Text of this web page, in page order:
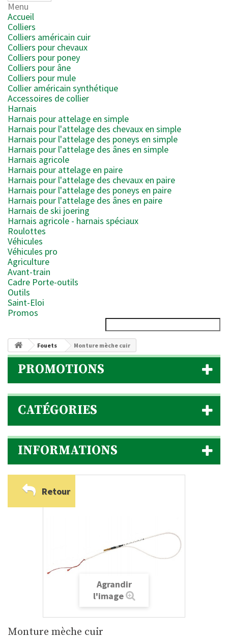
Menu
Accueil
Colliers
Colliers américain cuir
Colliers pour chevaux
Colliers pour poney
Colliers pour âne
Colliers pour mule
Collier américain synthétique
Accessoires de collier
Harnais
Harnais pour attelage en simple
Harnais pour l'attelage des chevaux en simple
Harnais pour l'attelage des poneys en simple
Harnais pour l'attelage des ânes en simple
Harnais agricole
Harnais pour attelage en paire
Harnais pour l'attelage des chevaux en paire
Harnais pour l'attelage des poneys en paire
Harnais pour l'attelage des ânes en paire
Harnais de ski joering
Harnais agricole - harnais spéciaux
Roulottes
Véhicules
Véhicules pro
Agriculture
Avant-train
Cadre Porte-outils
Outils
Saint-Eloi
Promos
Fouets Monture mèche cuir
PROMOTIONS
CATÉGORIES
INFORMATIONS
Retour
Agrandir
l'image
Monture mèche cuir